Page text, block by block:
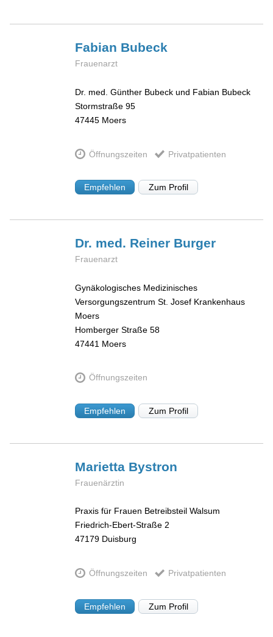
Fabian Bubeck
Frauenarzt
Dr. med. Günther Bubeck und Fabian Bubeck
Stormstraße 95
47445 Moers
Öffnungszeiten Privatpatienten
Empfehlen Zum Profil
Dr. med. Reiner Burger
Frauenarzt
Gynäkologisches Medizinisches
Versorgungszentrum St. Josef Krankenhaus
Moers
Homberger Straße 58
47441 Moers
Öffnungszeiten
Empfehlen Zum Profil
Marietta Bystron
Frauenärztin
Praxis für Frauen Betreibsteil Walsum
Friedrich-Ebert-Straße 2
47179 Duisburg
Öffnungszeiten Privatpatienten
Empfehlen Zum Profil